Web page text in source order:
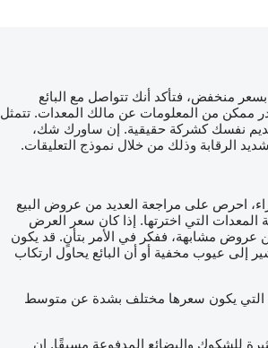
منخفض، فتأكد أنك تتواصل مع البائع
ممكن من المعلومات عن مالك المعدات. تتمثل
نفسك كشركة حقيقية. إن ساورك شك،
الرقابة وذلك من خلال نموذج التعليقات.
احرص على مراجعة العديد من عروض البيع
المعدات التي اخترتها. إذا كان سعر العرض
عروض مشابهة، ففكر في الأمر بتأنٍ. قد يكون
إلى عيوب مخفية أو أن البائع يحاول ارتكاب
التي يكون سعرها مختلف بشدة عن متوسط
للشكوك والبضائع المدفوعة مسبقًا. إن